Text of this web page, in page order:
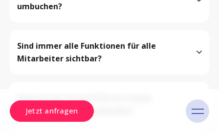
Jetzt anfragen
umbuchen?
Sind immer alle Funktionen für alle
Mitarbeiter sichtbar?
Kann ich die Yoordi POS mit einem
Zahlungsterminal verbinden?